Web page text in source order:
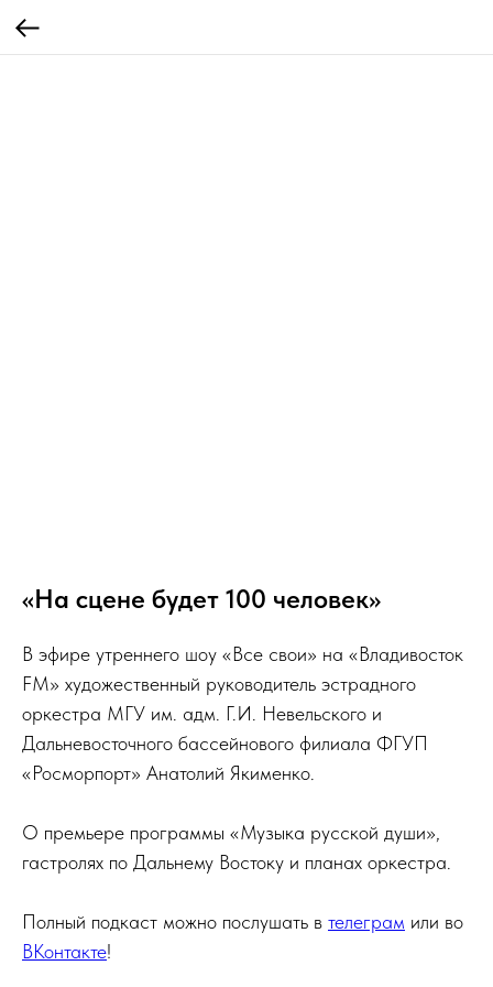
«На сцене будет 100 человек»
В эфире утреннего шоу «Все свои» на «Владивосток
FM» художественный руководитель эстрадного
оркестра МГУ им. адм. Г.И. Невельского и
Дальневосточного бассейнового филиала ФГУП
«Росморпорт» Анатолий Якименко.
О премьере программы «Музыка русской души»,
гастролях по Дальнему Востоку и планах оркестра.
Полный подкаст можно послушать в телеграм или во
ВКонтакте!